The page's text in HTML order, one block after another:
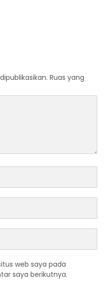
Ruas yang
web saya pada
saya berikutnya.